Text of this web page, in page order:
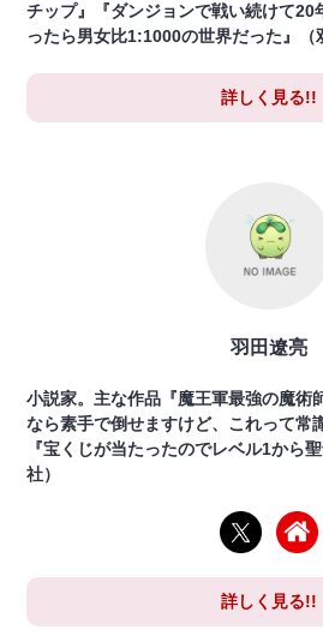
チップ』『ダンジョンで戦い続けて20
ったら男女比1:1000の世界だった』（
詳しく見る!!
羽田遼亮
小説家。主な作品『魔王軍最強の魔術
なら素手で倒せますけど、これって常
『宝くじが当たったのでレベル1から
社）
詳しく見る!!